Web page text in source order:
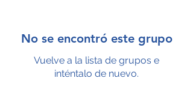
No se encontró este grupo
Vuelve a la lista de grupos e
inténtalo de nuevo.